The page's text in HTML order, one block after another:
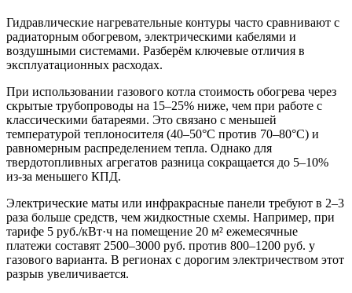
Гидравлические нагревательные контуры часто сравнивают с
радиаторным обогревом, электрическими кабелями и
воздушными системами. Разберём ключевые отличия в
эксплуатационных расходах.
При использовании газового котла стоимость обогрева через
скрытые трубопроводы на 15–25% ниже, чем при работе с
классическими батареями. Это связано с меньшей
температурой теплоносителя (40–50°C против 70–80°C) и
равномерным распределением тепла. Однако для
твердотопливных агрегатов разница сокращается до 5–10%
из-за меньшего КПД.
Электрические маты или инфракрасные панели требуют в 2–3
раза больше средств, чем жидкостные схемы. Например, при
тарифе 5 руб./кВт·ч на помещение 20 м² ежемесячные
платежи составят 2500–3000 руб. против 800–1200 руб. у
газового варианта. В регионах с дорогим электричеством этот
разрыв увеличивается.